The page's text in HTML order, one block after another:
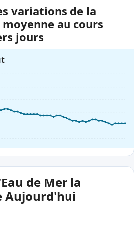
variations de la
au cours
jours
de Mer la
Aujourd'hui